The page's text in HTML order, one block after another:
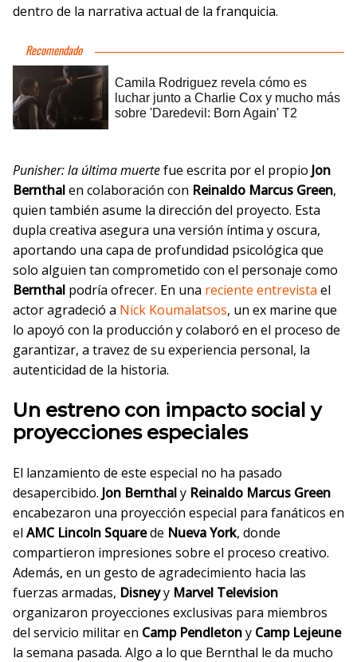
dentro de la narrativa actual de la franquicia.
Punisher: la última muertefue escrita por el propio Jon
Bernthalen colaboración con Reinaldo Marcus Green,
quien también asume la dirección del proyecto. Esta
dupla creativa asegura una versión íntima y oscura,
aportando una capa de profundidad psicológica que
solo alguien tan comprometido con el personaje como
Bernthal podría ofrecer. En una reciente entrevista el
actor agradeció a Nick Koumalatsos, un ex marine que
lo apoyó con la producción y colaboró en el proceso de
garantizar, a travez de su experiencia personal, la
autenticidad de la historia.
Un estreno con impacto social y
proyecciones especiales
El lanzamiento de este especial no ha pasado
desapercibido. Jon Bernthaly Reinaldo Marcus Green
encabezaron una proyección especial para fanáticos en
el AMC Lincoln Squarede Nueva York, donde
compartieron impresiones sobre el proceso creativo.
Además, en un gesto de agradecimiento hacia las
fuerzas armadas, Disneyy Marvel Television
organizaron proyecciones exclusivas para miembros
del servicio militar en Camp Pendletony Camp Lejeune
la semana pasada. Algo a lo que Bernthal le da mucho